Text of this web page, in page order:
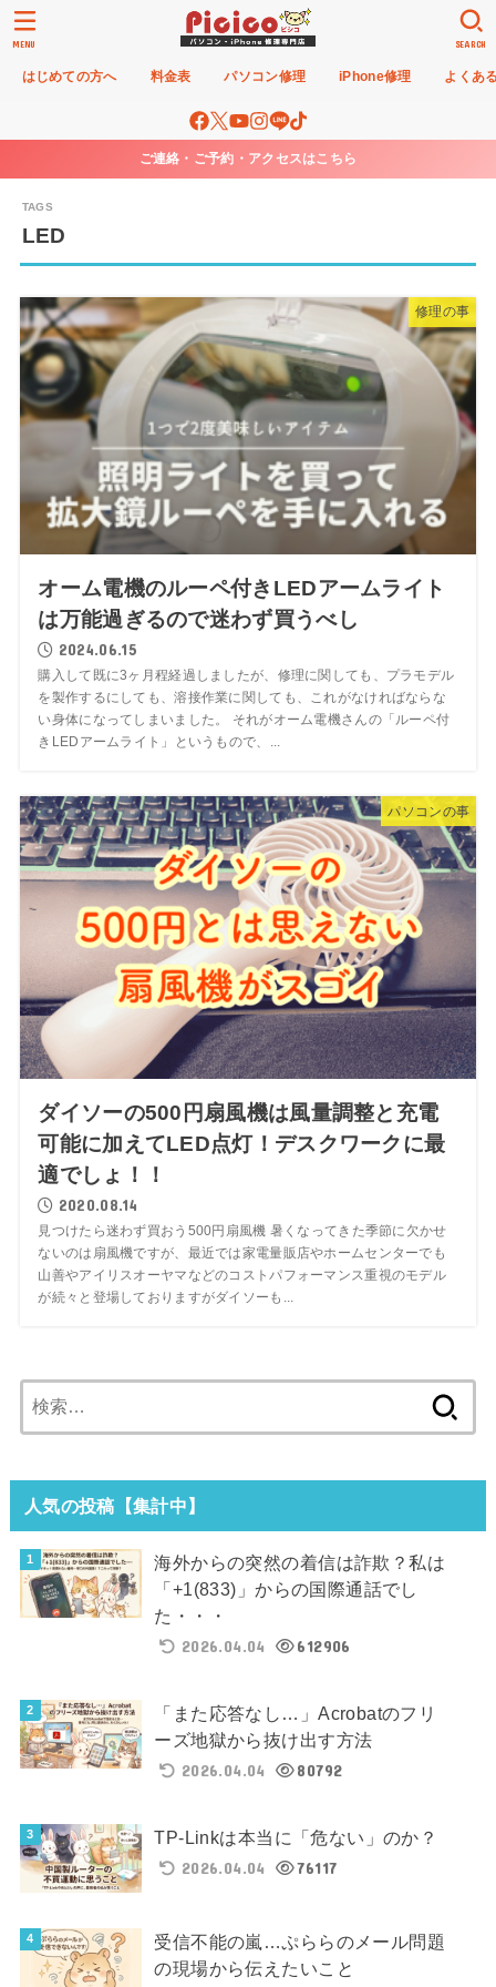
はじめての方へ 料金表 パソコン修理 iPhone修理 よくあ
SEARCH
MENU
ご連絡・ご予約・アクセスはこちら
LED
修理の事
オーム電機のルーペ付きLEDアームライト
は万能過ぎるので迷わず買うべし
2024.06.15
購入して既に3ヶ月程経過しましたが、修理に関しても、プラモデル
を製作するにしても、溶接作業に関しても、これがなければならな
い身体になってしまいました。 それがオーム電機さんの「ルーペ付
きLEDアームライト」というもので、...
パソコンの事
ダイソーの500円扇風機は風量調整と充電
可能に加えてLED点灯！デスクワークに最
適でしょ！！
2020.08.14
見つけたら迷わず買おう500円扇風機 暑くなってきた季節に欠かせ
ないのは扇風機ですが、最近では家電量販店やホームセンターでも
山善やアイリスオーヤマなどのコストパフォーマンス重視のモデル
が続々と登場しておりますがダイソーも...
索:
人気の投稿【集計中】
海外からの突然の着信は詐欺？私は
「+1(833)」からの国際通話でし
た・・・
2026.04.04
612906
「また応答なし…」Acrobatのフリ
ーズ地獄から抜け出す方法
2026.04.04
80792
TP-Linkは本当に「危ない」のか？
2026.04.04
76117
受信不能の嵐…ぷららのメール問題
の現場から伝えたいこと